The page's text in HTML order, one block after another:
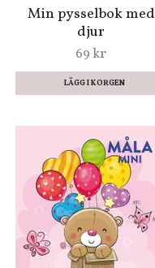
Min pysselbok med
djur
69 kr